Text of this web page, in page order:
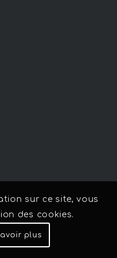
sur ce site, vous
des cookies.
plus